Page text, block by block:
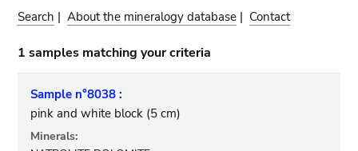
Search |About the mineralogy database | Contact
1 samples matching your criteria
Sample n°8038 :
pink and white block (5 cm)
Minerals: